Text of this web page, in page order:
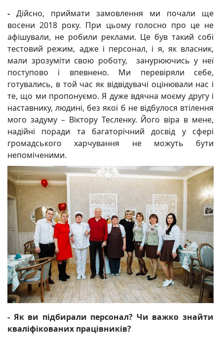
- Дійсно, приймати замовлення ми почали ще
восени 2018 року. При цьому голосно про це не
афішували, не робили реклами. Це був такий собі
тестовий режим, адже і персонал, і я, як власник,
мали зрозуміти свою роботу, занурюючись у неї
поступово і впевнено. Ми перевіряли себе,
готувались, в той час як відвідувачі оцінювали нас і
те, що ми пропонуємо. Я дуже вдячна моєму другу і
наставнику, людині, без якої б не відбулося втілення
мого задуму – Віктору Тесленку. Його віра в мене,
надійні поради та багаторічний досвід у сфері
громадського харчування не можуть бути
непоміченими.
- Як ви підбирали персонал? Чи важко знайти
кваліфікованих працівників?